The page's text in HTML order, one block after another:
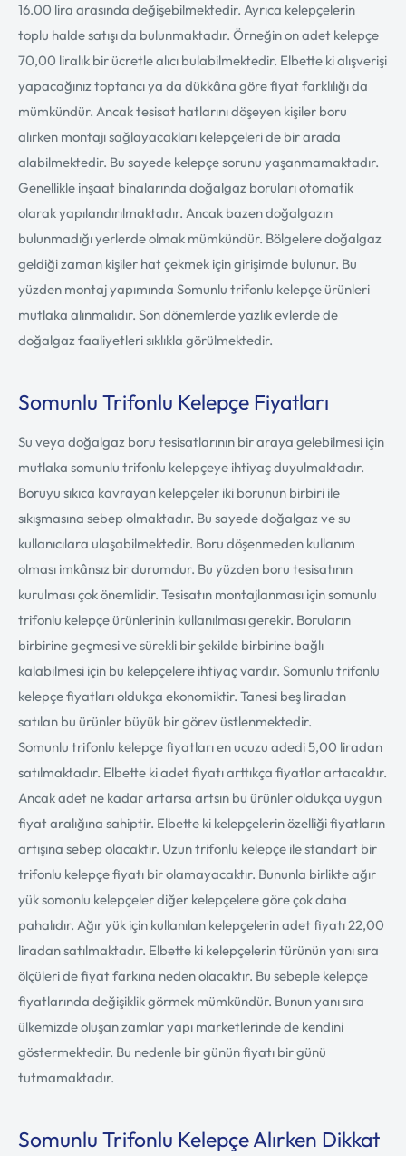
16.00 lira arasında değişebilmektedir. Ayrıca kelepçelerin
toplu halde satışı da bulunmaktadır. Örneğin on adet kelepçe
70,00 liralık bir ücretle alıcı bulabilmektedir. Elbette ki alışverişi
yapacağınız toptancı ya da dükkâna göre fiyat farklılığı da
mümkündür. Ancak tesisat hatlarını döşeyen kişiler boru
alırken montajı sağlayacakları kelepçeleri de bir arada
alabilmektedir. Bu sayede kelepçe sorunu yaşanmamaktadır.
Genellikle inşaat binalarında doğalgaz boruları otomatik
olarak yapılandırılmaktadır. Ancak bazen doğalgazın
bulunmadığı yerlerde olmak mümkündür. Bölgelere doğalgaz
geldiği zaman kişiler hat çekmek için girişimde bulunur. Bu
yüzden montaj yapımında Somunlu trifonlu kelepçe ürünleri
mutlaka alınmalıdır. Son dönemlerde yazlık evlerde de
doğalgaz faaliyetleri sıklıkla görülmektedir.
Somunlu Trifonlu Kelepçe Fiyatları
Su veya doğalgaz boru tesisatlarının bir araya gelebilmesi için
mutlaka somunlu trifonlu kelepçeye ihtiyaç duyulmaktadır.
Boruyu sıkıca kavrayan kelepçeler iki borunun birbiri ile
sıkışmasına sebep olmaktadır. Bu sayede doğalgaz ve su
kullanıcılara ulaşabilmektedir. Boru döşenmeden kullanım
olması imkânsız bir durumdur. Bu yüzden boru tesisatının
kurulması çok önemlidir. Tesisatın montajlanması için somunlu
trifonlu kelepçe ürünlerinin kullanılması gerekir. Boruların
birbirine geçmesi ve sürekli bir şekilde birbirine bağlı
kalabilmesi için bu kelepçelere ihtiyaç vardır. Somunlu trifonlu
kelepçe fiyatları oldukça ekonomiktir. Tanesi beş liradan
satılan bu ürünler büyük bir görev üstlenmektedir.
Somunlu trifonlu kelepçe fiyatları en ucuzu adedi 5,00 liradan
satılmaktadır. Elbette ki adet fiyatı arttıkça fiyatlar artacaktır.
Ancak adet ne kadar artarsa artsın bu ürünler oldukça uygun
fiyat aralığına sahiptir. Elbette ki kelepçelerin özelliği fiyatların
artışına sebep olacaktır. Uzun trifonlu kelepçe ile standart bir
trifonlu kelepçe fiyatı bir olamayacaktır. Bununla birlikte ağır
yük somonlu kelepçeler diğer kelepçelere göre çok daha
pahalıdır. Ağır yük için kullanılan kelepçelerin adet fiyatı 22,00
liradan satılmaktadır. Elbette ki kelepçelerin türünün yanı sıra
ölçüleri de fiyat farkına neden olacaktır. Bu sebeple kelepçe
fiyatlarında değişiklik görmek mümkündür. Bunun yanı sıra
ülkemizde oluşan zamlar yapı marketlerinde de kendini
göstermektedir. Bu nedenle bir günün fiyatı bir günü
tutmamaktadır.
Somunlu Trifonlu Kelepçe Alırken Dikkat